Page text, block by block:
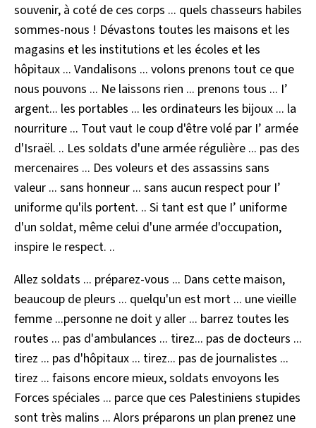
souvenir, à coté de ces corps ... quels chasseurs habiles
sommes-nous ! Dévastons toutes les maisons et les
magasins et les institutions et les écoles et les
hôpitaux ... Vandalisons ... volons prenons tout ce que
nous pouvons ... Ne laissons rien ... prenons tous ... I’
argent... les portables ... les ordinateurs les bijoux ... la
nourriture ... Tout vaut Ie coup d'être volé par I’ armée
d'Israël. .. Les soldats d'une armée régulière ... pas des
mercenaires ... Des voleurs et des assassins sans
valeur ... sans honneur ... sans aucun respect pour I’
uniforme qu'ils portent. .. Si tant est que I’ uniforme
d'un soldat, même celui d'une armée d'occupation,
inspire Ie respect. ..
Allez soldats ... préparez-vous ... Dans cette maison,
beaucoup de pleurs ... quelqu'un est mort ... une vieille
femme ...personne ne doit y aller ... barrez toutes les
routes ... pas d'ambulances ... tirez... pas de docteurs ...
tirez ... pas d'hôpitaux ... tirez... pas de journalistes ...
tirez ... faisons encore mieux, soldats envoyons les
Forces spéciales ... parce que ces Palestiniens stupides
sont très malins ... Alors préparons un plan prenez une